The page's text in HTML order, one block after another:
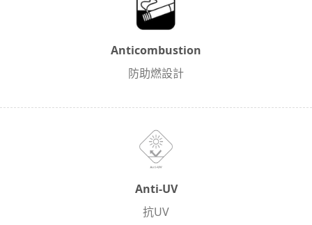
Anticombustion
防助燃設計
Anti-UV
抗UV